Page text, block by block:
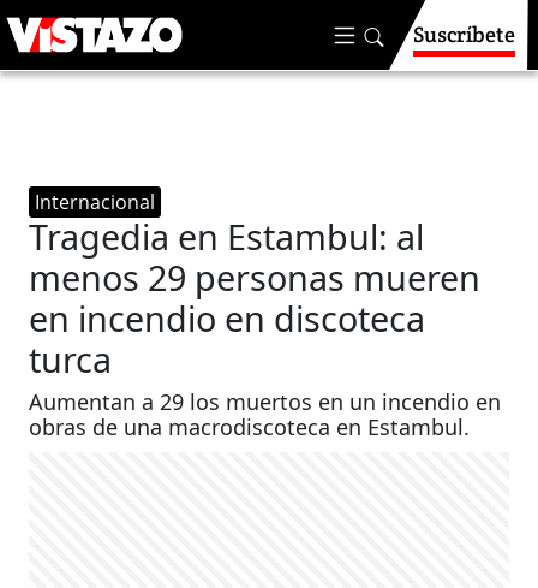
Suscríbete
Internacional
Tragedia en Estambul: al
menos 29 personas mueren
en incendio en discoteca
turca
Aumentan a 29 los muertos en un incendio en
obras de una macrodiscoteca en Estambul.